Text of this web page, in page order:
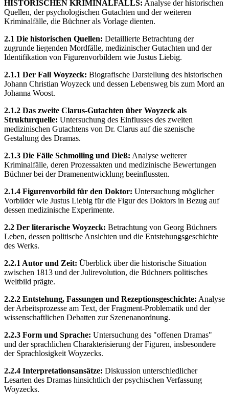
HISTORISCHEN KRIMINALFALLS: Analyse der historischen
Quellen, der psychologischen Gutachten und der weiteren
Kriminalfälle, die Büchner als Vorlage dienten.
2.1 Die historischen Quellen: Detaillierte Betrachtung der
zugrunde liegenden Mordfälle, medizinischer Gutachten und der
Identifikation von Figurenvorbildern wie Justus Liebig.
2.1.1 Der Fall Woyzeck: Biografische Darstellung des historischen
Johann Christian Woyzeck und dessen Lebensweg bis zum Mord an
Johanna Woost.
2.1.2 Das zweite Clarus-Gutachten über Woyzeck als
Strukturquelle: Untersuchung des Einflusses des zweiten
medizinischen Gutachtens von Dr. Clarus auf die szenische
Gestaltung des Dramas.
2.1.3 Die Fälle Schmolling und Dieß: Analyse weiterer
Kriminalfälle, deren Prozessakten und medizinische Bewertungen
Büchner bei der Dramenentwicklung beeinflussten.
2.1.4 Figurenvorbild für den Doktor: Untersuchung möglicher
Vorbilder wie Justus Liebig für die Figur des Doktors in Bezug auf
dessen medizinische Experimente.
2.2 Der literarische Woyzeck: Betrachtung von Georg Büchners
Leben, dessen politische Ansichten und die Entstehungsgeschichte
des Werks.
2.2.1 Autor und Zeit: Überblick über die historische Situation
zwischen 1813 und der Julirevolution, die Büchners politisches
Weltbild prägte.
2.2.2 Entstehung, Fassungen und Rezeptionsgeschichte: Analyse
der Arbeitsprozesse am Text, der Fragment-Problematik und der
wissenschaftlichen Debatten zur Szenenanordnung.
2.2.3 Form und Sprache: Untersuchung des "offenen Dramas"
und der sprachlichen Charakterisierung der Figuren, insbesondere
der Sprachlosigkeit Woyzecks.
2.2.4 Interpretationsansätze: Diskussion unterschiedlicher
Lesarten des Dramas hinsichtlich der psychischen Verfassung
Woyzecks.